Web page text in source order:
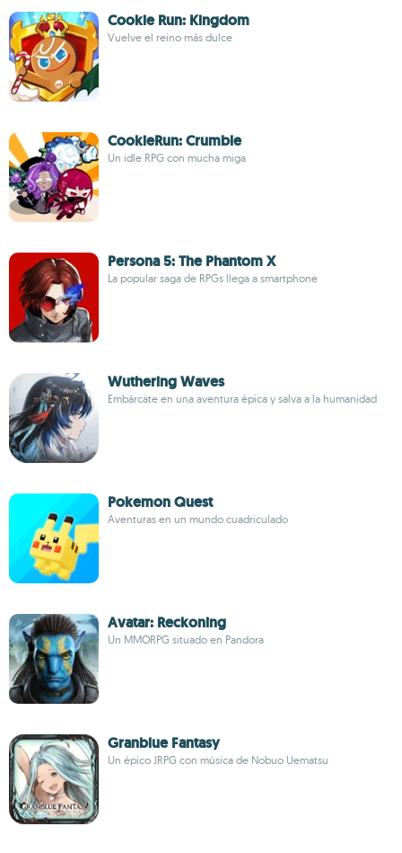
Cookie Run: Kingdom
Vuelve el reino más dulce
CookieRun: Crumble
Un idle RPG con mucha miga
Persona 5: The Phantom X
La popular saga de RPGs llega a smartphone
Wuthering Waves
Embárcate en una aventura épica y salva a la humanidad
Pokemon Quest
Aventuras en un mundo cuadriculado
Avatar: Reckoning
Un MMORPG situado en Pandora
Granblue Fantasy
Un épico JRPG con música de Nobuo Uematsu